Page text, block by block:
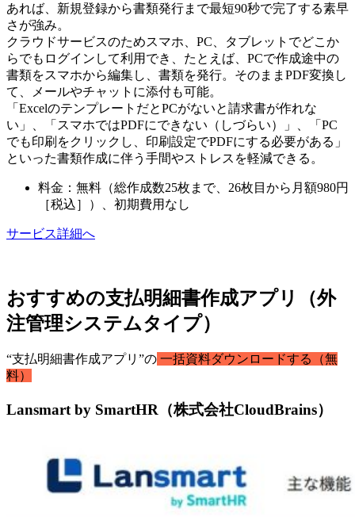
あれば、新規登録から書類発行まで最短90秒で完了する素早
さが強み。
クラウドサービスのためスマホ、PC、タブレットでどこか
らでもログインして利用でき、たとえば、PCで作成途中の
書類をスマホから編集し、書類を発行。そのままPDF変換し
て、メールやチャットに添付も可能。
「ExcelのテンプレートだとPCがないと請求書が作れな
い」、「スマホではPDFにできない（しづらい）」、「PC
でも印刷をクリックし、印刷設定でPDFにする必要がある」
といった書類作成に伴う手間やストレスを軽減できる。
料金：無料（総作成数25枚まで、26枚目から月額980円
［税込］）、初期費用なし
サービス詳細へ
おすすめの支払明細書作成アプリ（外
注管理システムタイプ）
“支払明細書作成アプリ”の 一括資料ダウンロードする（無
料）
Lansmart by SmartHR（株式会社CloudBrains）